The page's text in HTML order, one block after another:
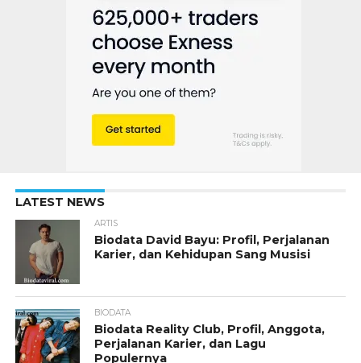
LATEST NEWS
ARTIS
Biodata David Bayu: Profil, Perjalanan
Karier, dan Kehidupan Sang Musisi
BIODATA
Biodata Reality Club, Profil, Anggota,
Perjalanan Karier, dan Lagu
Populernya